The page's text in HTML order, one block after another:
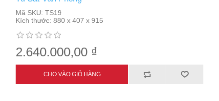
Mã SKU: TS19
Kích thước: 880 x 407 x 915
2.640.000,00 ₫